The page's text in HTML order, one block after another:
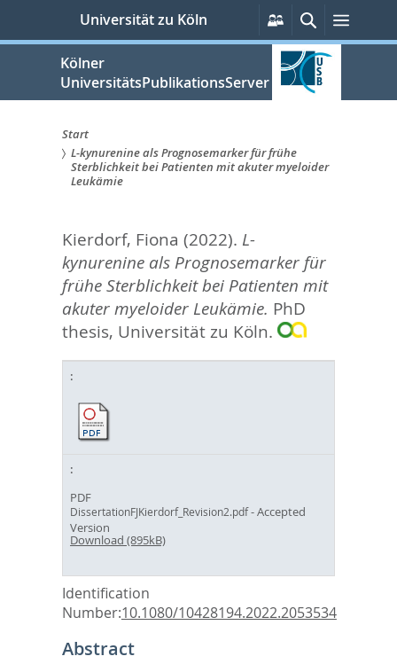
springen
Universität zu Köln
Persönliche
Services
SucheMenü
Kölner
UniversitätsPublikationsServer
Sie
hier:
Start
L-kynurenine als Prognosemarker für frühe
Sterblichkeit bei Patienten mit akuter myeloider
Leukämie
Kierdorf, Fiona (2022). L-
kynurenine als Prognosemarker für
frühe Sterblichkeit bei Patienten mit
akuter myeloider Leukämie. PhD
thesis, Universität zu Köln.
PDF
DissertationFJKierdorf_Revision2.pdf- Accepted
Version
Download (895kB)
Identification
Number:10.1080/10428194.2022.2053534
Abstract